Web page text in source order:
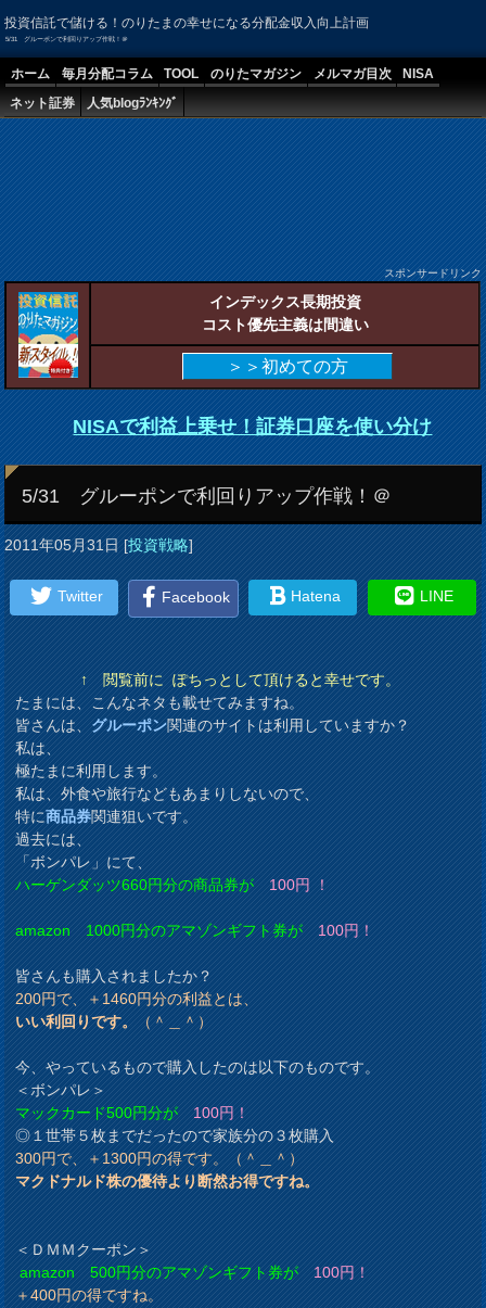
投資信託で儲ける！のりたまの幸せになる分配金収入向上計画
5/31 グルーポンで利回りアップ作戦！＠
ホーム 毎月分配コラム TOOL のりたマガジン メルマガ目次
NISA
ネット証券
人気blogﾗﾝｷﾝｸﾞ
スポンサードリンク
インデックス長期投資
コスト優先主義は間違い
＞＞初めての方
NISAで利益上乗せ！証券口座を使い分け
5/31 グルーポンで利回りアップ作戦！＠
2011年05月31日[投資戦略]
Twitter Facebook Hatena LINE
↑ 閲覧前に ぽちっとして頂けると幸せです。
たまには、こんなネタも載せてみますね。
皆さんは、グルーポン関連のサイトは利用していますか？
私は、
極たまに利用します。
私は、外食や旅行などもあまりしないので、
特に商品券関連狙いです。
過去には、
「ボンパレ」にて、
ハーゲンダッツ660円分の商品券が100円 ！
amazon 1000円分のアマゾンギフト券が100円！
皆さんも購入されましたか？
200円で、＋1460円分の利益とは、
いい利回りです。（＾＿＾）
今、やっているもので購入したのは以下のものです。
＜ボンパレ＞
マックカード500円分が100円！
◎１世帯５枚までだったので家族分の３枚購入
300円で、＋1300円の得です。（＾＿＾）
マクドナルド株の優待より断然お得ですね。
＜ＤＭＭクーポン＞
amazon 500円分のアマゾンギフト券が100円！
＋400円の得ですね。